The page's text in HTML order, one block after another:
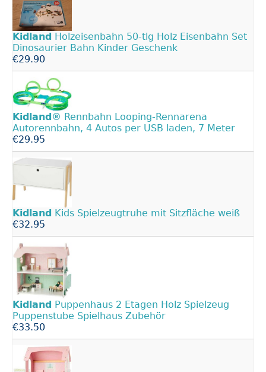
Kidland Holzeisenbahn 50-tlg Holz Eisenbahn Set
Dinosaurier Bahn Kinder Geschenk
€29.90
Kidland® Rennbahn Looping-Rennarena
Autorennbahn, 4 Autos per USB laden, 7 Meter
€29.95
Kidland Kids Spielzeugtruhe mit Sitzfläche weiß
€32.95
Kidland Puppenhaus 2 Etagen Holz Spielzeug
Puppenstube Spielhaus Zubehör
€33.50